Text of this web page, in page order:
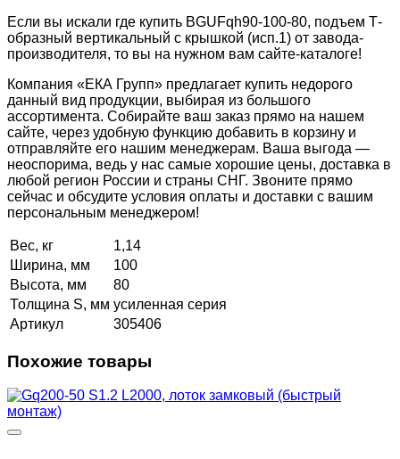
Если вы искали где купить BGUFqh90-100-80, подъем Т-
образный вертикальный с крышкой (исп.1) от завода-
производителя, то вы на нужном вам сайте-каталоге!
Компания «ЕКА Групп» предлагает купить недорого
данный вид продукции, выбирая из большого
ассортимента. Собирайте ваш заказ прямо на нашем
сайте, через удобную функцию добавить в корзину и
отправляйте его нашим менеджерам. Ваша выгода —
неоспорима, ведь у нас самые хорошие цены, доставка в
любой регион России и страны СНГ. Звоните прямо
сейчас и обсудите условия оплаты и доставки с вашим
персональным менеджером!
Вес, кг
1,14
Ширина, мм
100
Высота, мм
80
Толщина S, мм усиленная серия
Артикул
305406
Похожие товары